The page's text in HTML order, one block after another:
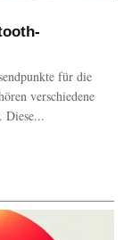
für die
verschiedene
Diese...